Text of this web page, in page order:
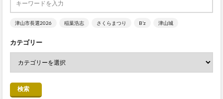
津山市長選2026 稲葉浩志 さくらまつり B’z 津山城
カテゴリー
検索